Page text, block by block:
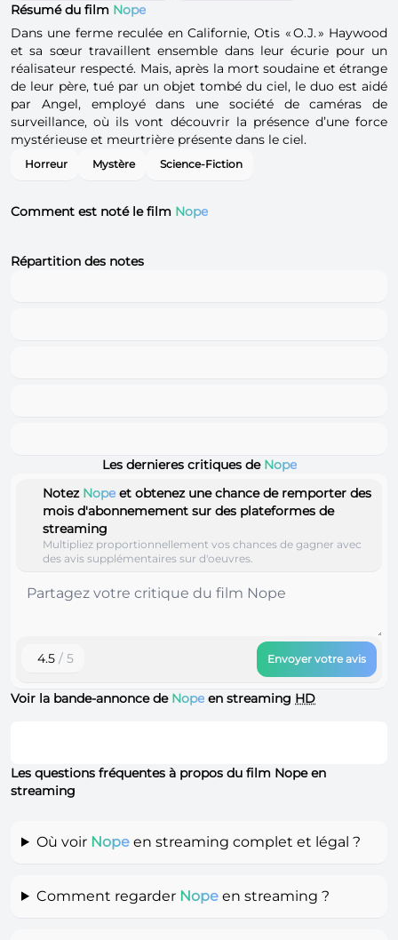
Résumé du film Nope
Dans une ferme reculée en Californie, Otis « O.J. » Haywood
et sa sœur travaillent ensemble dans leur écurie pour un
réalisateur respecté. Mais, après la mort soudaine et étrange
de leur père, tué par un objet tombé du ciel, le duo est aidé
par Angel, employé dans une société de caméras de
surveillance, où ils vont découvrir la présence d’une force
mystérieuse et meurtrière présente dans le ciel.
Horreur Mystère Science-Fiction
Comment est noté le film Nope
Répartition des notes
Les dernieres critiques de Nope
Notez Nope et obtenez une chance de remporter des
mois d'abonnemement sur des plateformes de
streaming
Multipliez proportionnellement vos chances de gagner avec
des avis supplémentaires sur d'oeuvres.
4.5 / 5 Envoyer votre avis
Voir la bande-annonce de Nope en streaming HD
Les questions fréquentes à propos du film Nope en
streaming
Où voir Nopeen streaming complet et légal ?
Comment regarder Nopeen streaming ?